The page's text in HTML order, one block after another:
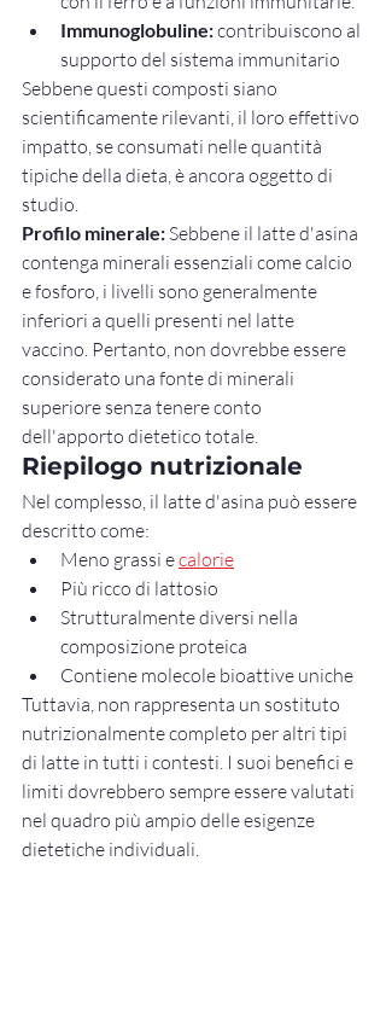
Immunoglobuline: contribuiscono al
supporto del sistema immunitario
Sebbene questi composti siano
scientificamente rilevanti, il loro effettivo
impatto, se consumati nelle quantità
tipiche della dieta, è ancora oggetto di
studio.
Profilo minerale: Sebbene il latte d'asina
contenga minerali essenziali come calcio
e fosforo, i livelli sono generalmente
inferiori a quelli presenti nel latte
vaccino. Pertanto, non dovrebbe essere
considerato una fonte di minerali
superiore senza tenere conto
dell'apporto dietetico totale.
Riepilogo nutrizionale
Nel complesso, il latte d'asina può essere
descritto come:
Meno grassi e calorie
Più ricco di lattosio
Strutturalmente diversi nella
composizione proteica
Contiene molecole bioattive uniche
Tuttavia, non rappresenta un sostituto
nutrizionalmente completo per altri tipi
di latte in tutti i contesti. I suoi benefici e
limiti dovrebbero sempre essere valutati
nel quadro più ampio delle esigenze
dietetiche individuali.